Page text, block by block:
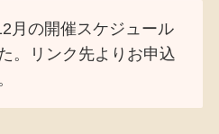
月の開催スケジュール
。リンク先よりお申込